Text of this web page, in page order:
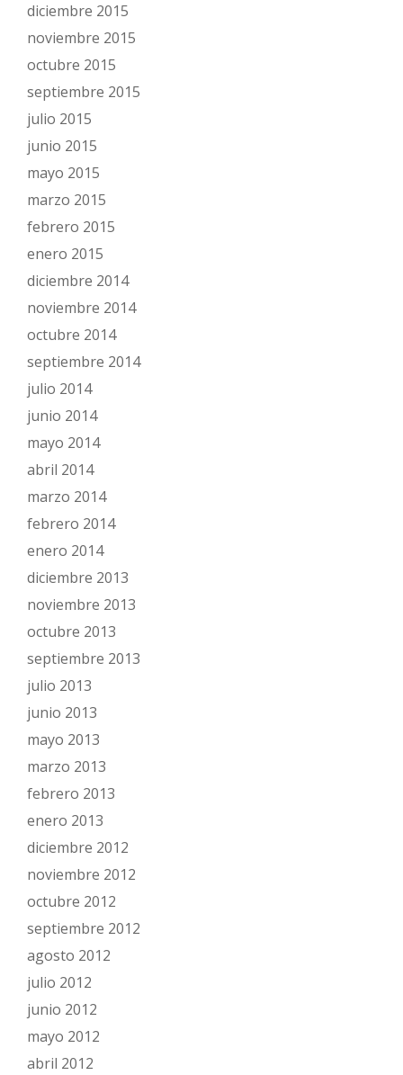
diciembre 2015
noviembre 2015
octubre 2015
septiembre 2015
julio 2015
junio 2015
mayo 2015
marzo 2015
febrero 2015
enero 2015
diciembre 2014
noviembre 2014
octubre 2014
septiembre 2014
julio 2014
junio 2014
mayo 2014
abril 2014
marzo 2014
febrero 2014
enero 2014
diciembre 2013
noviembre 2013
octubre 2013
septiembre 2013
julio 2013
junio 2013
mayo 2013
marzo 2013
febrero 2013
enero 2013
diciembre 2012
noviembre 2012
octubre 2012
septiembre 2012
agosto 2012
julio 2012
junio 2012
mayo 2012
abril 2012